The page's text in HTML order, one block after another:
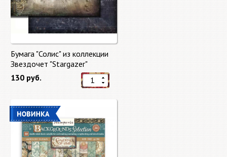
Бумага "Солис" из коллекции
Звездочет "Stargazer"
130 руб.